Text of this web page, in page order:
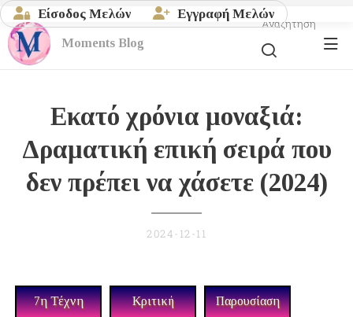
Είσοδος Μελών Εγγραφή Μελών
Moments Blog
Αναζήτηση
Εκατό χρόνια μοναξιά:
Δραματική επική σειρά που
δεν πρέπει να χάσετε (2024)
2024-12-11
7η Τέχνη Κριτική Παρουσίαση